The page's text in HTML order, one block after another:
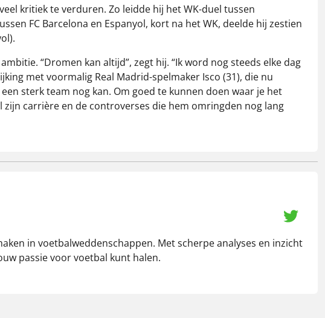
kritiek te verduren. Zo leidde hij het WK-duel tussen
FC Barcelona en Espanyol, kort na het WK, deelde hij zestien
“Dromen kan altijd”, zegt hij. “Ik word nog steeds elke dag
met voormalig Real Madrid-spelmaker Isco (31), die nu
sterk team nog kan. Om goed te kunnen doen waar je het
carrière en de controverses die hem omringden nog lang
in voetbalweddenschappen. Met scherpe analyses en inzicht
passie voor voetbal kunt halen.